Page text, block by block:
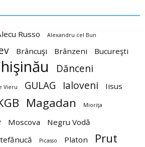
Russo Alexandru cel Bun
Brâncuşi Brânzeni
Bucureşti
Dănceni
Vieru GULAG Ialoveni
Iisus
Magadan Mioriţa
Moscova Negru Vodă
Picasso Platon Prut